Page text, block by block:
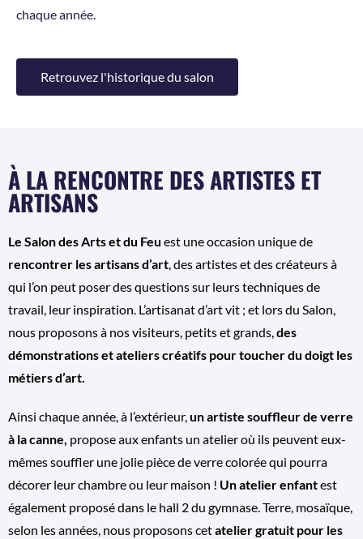
chaque année.
Retrouvez l'historique du salon
À LA RENCONTRE DES ARTISTES ET
ARTISANS
Le Salon des Arts et du Feu est une occasion unique de
rencontrer les artisans d’art, des artistes et des créateurs à
qui l’on peut poser des questions sur leurs techniques de
travail, leur inspiration. L’artisanat d’art vit ; et lors du Salon,
nous proposons à nos visiteurs, petits et grands,des
démonstrations et ateliers créatifs pour toucher du doigt les
métiers d’art.
Ainsi chaque année, à l’extérieur,un artiste souffleur de verre
à la canne, propose aux enfants un atelier où ils peuvent eux-
mêmes souffler une jolie pièce de verre colorée qui pourra
décorer leur chambre ou leur maison ! Un atelier enfantest
également proposé dans le hall 2 du gymnase. Terre, mosaïque,
selon les années, nous proposons cetatelier gratuit pour les